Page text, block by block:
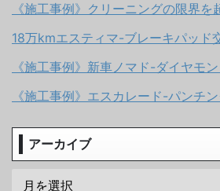
《施工事例》クリーニングの限界を
18万kmエスティマ-ブレーキパッド
《施工事例》新車ノマド-ダイヤモ
《施工事例》エスカレード-パンチ
アーカイブ